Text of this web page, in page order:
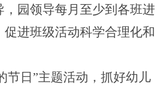
园领导每月至少到各班进
促进班级活动科学合理化和
节日”主题活动， 抓好幼儿